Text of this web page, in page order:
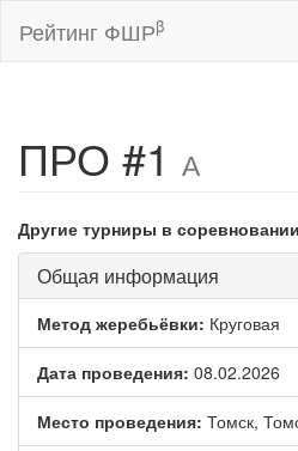
Рейтинг ФШРβ
ПРО #1 А
Другие турниры в
Общая информация
Метод жеребьёвки: Круговая
Дата проведения: 08.02.2026
Место проведения: Томск,